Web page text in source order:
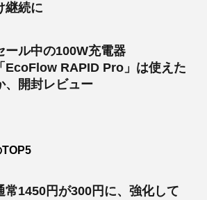
継続に
ール中の100W充電器
「EcoFlow RAPID Pro」は使えた
、開封レビュー
常1450円が300円に、強化して